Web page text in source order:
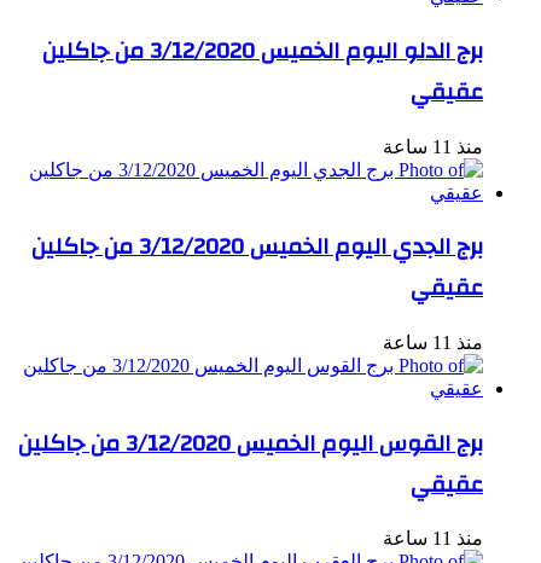
برج الدلو اليوم الخميس 3/12/2020 من جاكلين
عقيقي
منذ 11 ساعة
برج الجدي اليوم الخميس 3/12/2020 من جاكلين
عقيقي
منذ 11 ساعة
برج القوس اليوم الخميس 3/12/2020 من جاكلين
عقيقي
منذ 11 ساعة